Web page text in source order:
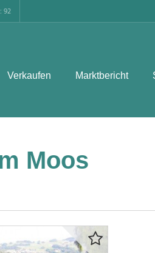
92
Verkaufen Marktbericht
Moos